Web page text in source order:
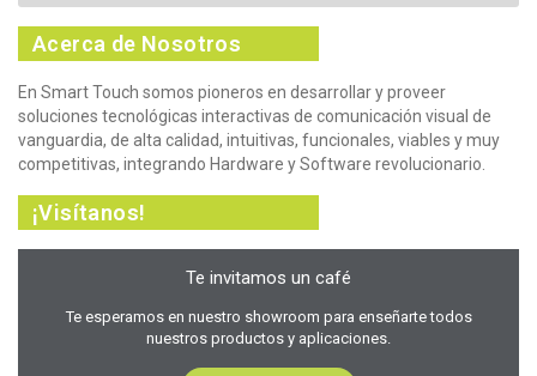
Acerca de Nosotros
En Smart Touch somos pioneros en desarrollar y proveer
soluciones tecnológicas interactivas de comunicación visual de
vanguardia, de alta calidad, intuitivas, funcionales, viables y muy
competitivas, integrando Hardware y Software revolucionario.
¡Visítanos!
Te invitamos un café
Te esperamos en nuestro showroom para enseñarte todos
nuestros productos y aplicaciones.